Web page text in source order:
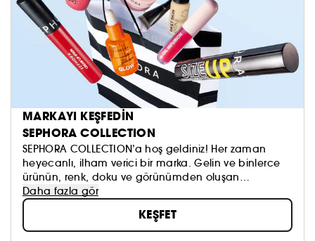
MARKAYI KEŞFEDİN
SEPHORA COLLECTION
SEPHORA COLLECTION’a hoş geldiniz! Her zaman
heyecanlı, ilham verici bir marka. Gelin ve binlerce
ürünün, renk, doku ve görünümden oluşan
koleksiyonumuzu keşfedin. Dilediğinizi sürmeye, kendi
güzellik anlayışınızı oluşturmaya ve hepsinden de
öte, aynada gördüklerinizi sevmeye çekinmeyin!
Topla, oyna ve paylaş #sephoracollection
Daha fazla gör
KEŞFET